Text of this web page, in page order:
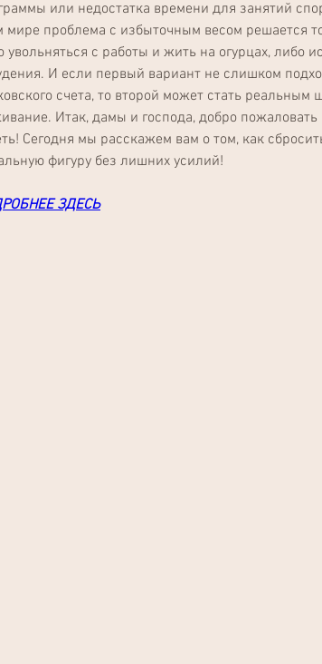
или недостатка времени для занятий
мире проблема с избыточным весом решается
увольняться с работы и жить на огурцах, либо
И если первый вариант не слишком
счета, то второй может стать
Итак, дамы и господа, добро
Сегодня мы расскажем вам о том, как
фигуру без лишних усилий!
ЗДЕСЬ